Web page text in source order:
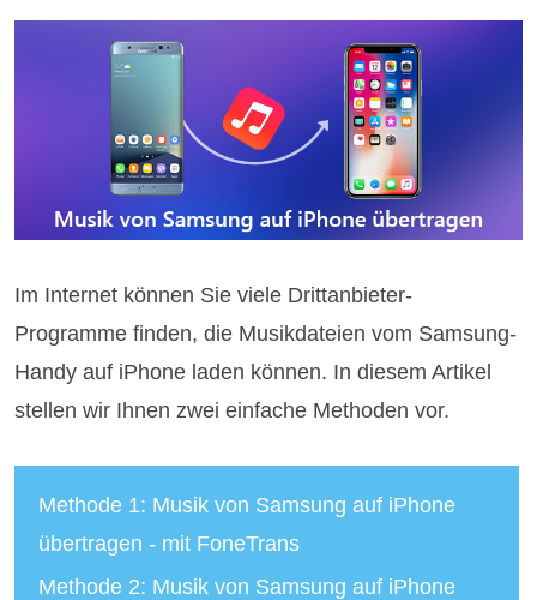
Im Internet können Sie viele Drittanbieter-
Programme finden, die Musikdateien vom Samsung-
Handy auf iPhone laden können. In diesem Artikel
stellen wir Ihnen zwei einfache Methoden vor.
Methode 1: Musik von Samsung auf iPhone
übertragen - mit FoneTrans
Methode 2: Musik von Samsung auf iPhone